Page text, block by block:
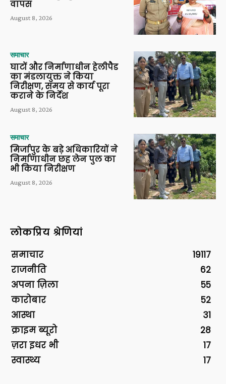
वापस
August 8, 2026
समाचार
घाटों और निर्माणाधीन हेलीपैड
का मंडलायुक्त ने किया
निरीक्षण, समय से कार्य पूरा
कराने के निर्देश
August 8, 2026
समाचार
मिर्जापुर के बड़े अधिकारियों ने
निर्माणाधीन छह लेन पुल का
भी किया निरीक्षण
August 8, 2026
लोकप्रिय श्रेणियां
समाचार
19117
राजनीति
62
अपना ज़िला
55
कारोबार
52
आस्था
31
क्राइम ब्यूरो
28
ज़रा इधर भी
17
स्वास्थ्य
17